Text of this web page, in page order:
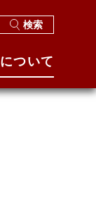
検索
について